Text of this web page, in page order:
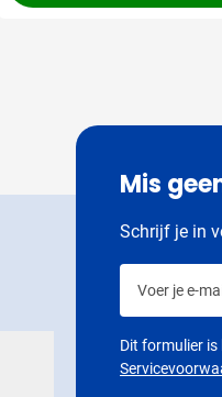
Mis
Schrijf je in
Dit formulier is